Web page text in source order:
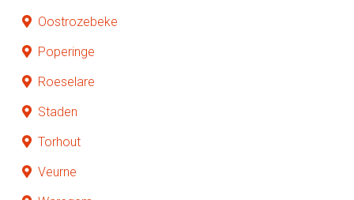
Oostrozebeke
Poperinge
Roeselare
Staden
Torhout
Veurne